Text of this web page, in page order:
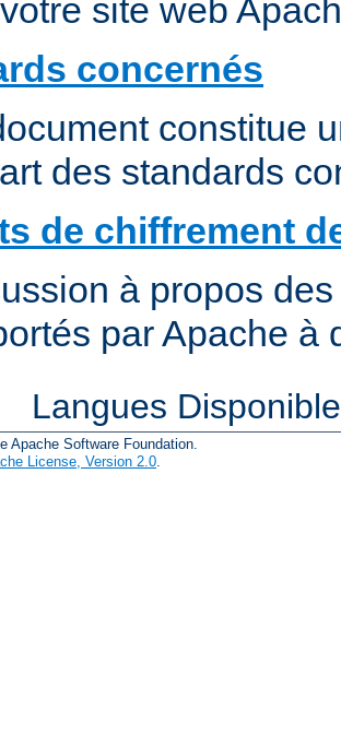
site web
concernés
constitue
des standards
de chiffrement
à propos
par Apache à
Langues
Apache Software Foundation.
License, Version 2.0